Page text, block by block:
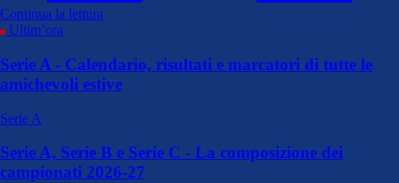
Continua la lettura
Ultim’ora
Serie A - Calendario, risultati e marcatori di tutte le
amichevoli estive
Serie A
Serie A, Serie B e Serie C - La composizione dei
campionati 2026-27